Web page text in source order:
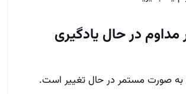
مداوم در حال یادگیری
صورت مستمر در حال تغییر است.